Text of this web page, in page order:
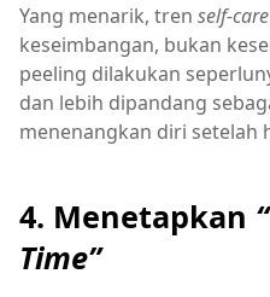
Yang menarik, tren self-care
keseimbangan, bukan
peeling dilakukan
dan lebih dipandang
menenangkan diri setelah
4. Menetapkan
Time”